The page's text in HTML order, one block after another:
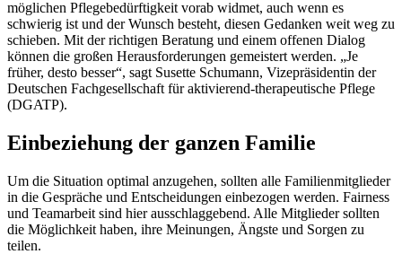
möglichen Pflegebedürftigkeit vorab widmet, auch wenn es
schwierig ist und der Wunsch besteht, diesen Gedanken weit weg zu
schieben. Mit der richtigen Beratung und einem offenen Dialog
können die großen Herausforderungen gemeistert werden. „Je
früher, desto besser“, sagt Susette Schumann, Vizepräsidentin der
Deutschen Fachgesellschaft für aktivierend-therapeutische Pflege
(DGATP).
Einbeziehung der ganzen Familie
Um die Situation optimal anzugehen, sollten alle Familienmitglieder
in die Gespräche und Entscheidungen einbezogen werden. Fairness
und Teamarbeit sind hier ausschlaggebend. Alle Mitglieder sollten
die Möglichkeit haben, ihre Meinungen, Ängste und Sorgen zu
teilen.